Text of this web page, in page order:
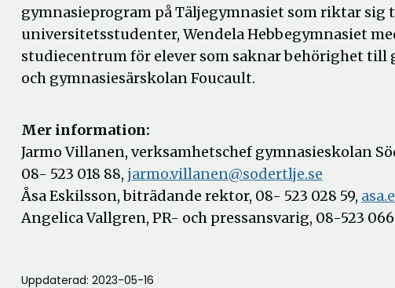
gymnasieprogram på Täljegymnasiet som riktar
universitetsstudenter, Wendela Hebbegymnasiet
studiecentrum för elever som saknar behörighet
och gymnasiesärskolan Foucault.
Mer information:
Jarmo Villanen, verksamhetschef gymnasieskolan
08- 523 018 88, jarmo.villanen@sodertlje.se
Åsa Eskilsson, biträdande rektor, 08- 523 028 59,
Angelica Vallgren, PR- och pressansvarig, 08-523 066
Uppdaterad: 2023-05-16